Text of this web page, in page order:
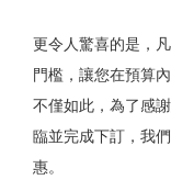
更令人驚喜的是，
門檻，讓您在預算
不僅如此，為了感
臨並完成下訂，我
惠。